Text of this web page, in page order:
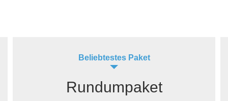
Beliebtestes Paket
Rundumpaket